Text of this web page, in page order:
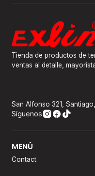
Tienda de productos de
ventas al detalle,
San Alfonso 321,
Síguenos
MENÚ
Contact